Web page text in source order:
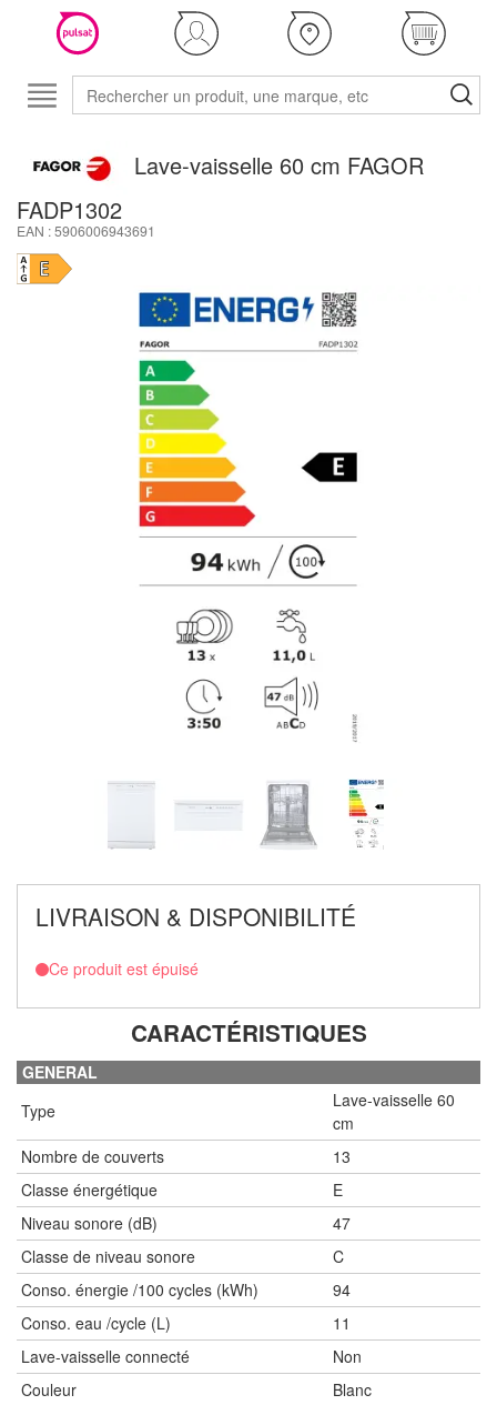
Lave-vaisselle 60 cm FAGOR
FADP1302
EAN : 5906006943691
LIVRAISON & DISPONIBILITÉ
Ce produit est épuisé
CARACTÉRISTIQUES
GENERAL
Type
Lave-vaisselle 60
cm
Nombre de couverts
13
Classe énergétique
E
Niveau sonore (dB)
47
Classe de niveau sonore
C
Conso. énergie /100 cycles (kWh)
94
Conso. eau /cycle (L)
11
Lave-vaisselle connecté
Non
Couleur
Blanc